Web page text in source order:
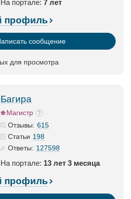
На портале: 7 лет
профиль
сообщение
для просмотра
Багира
Магистр
Отзывы: 615
Статьи 198
Ответы: 127598
На портале: 13 лет 3 месяца
профиль